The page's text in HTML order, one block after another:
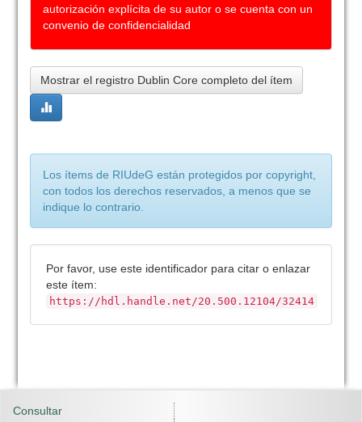
autorización explícita de su autor o se cuenta con un
convenio de confidencialidad
Mostrar el registro Dublin Core completo del ítem
Los ítems de RIUdeG están protegidos por copyright,
con todos los derechos reservados, a menos que se
indique lo contrario.
Por favor, use este identificador para citar o enlazar
este ítem:
https://hdl.handle.net/20.500.12104/32414
Consultar